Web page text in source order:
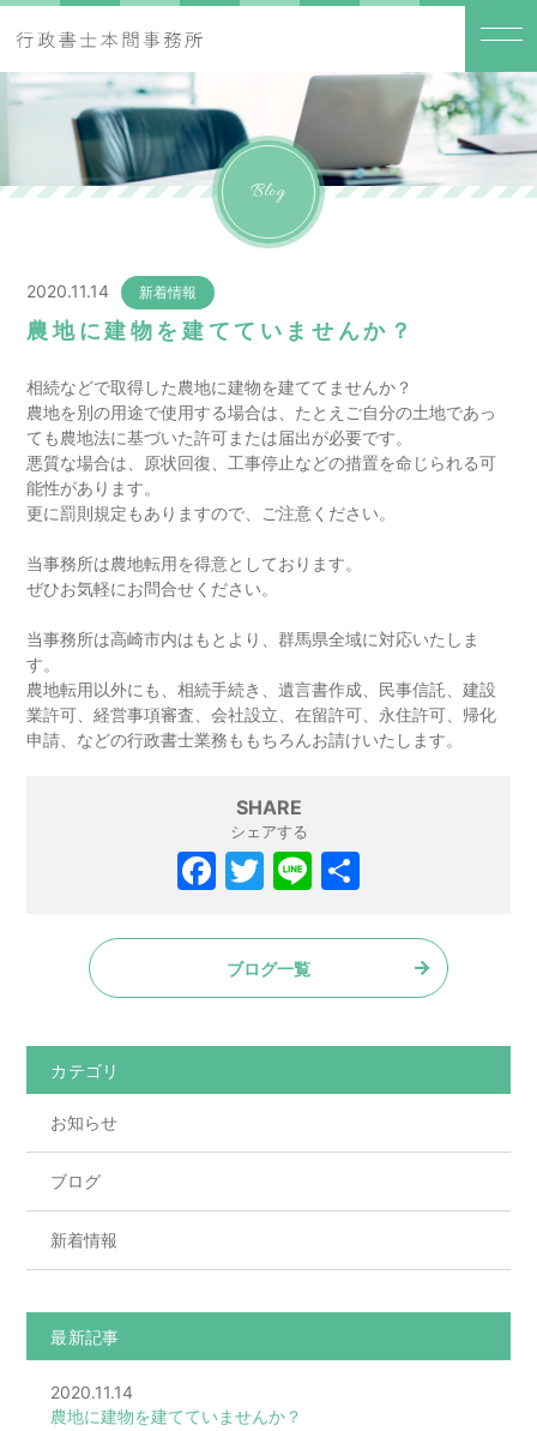
Blog
2020.11.14 新着情報
農地に建物を建てていませんか？
相続などで取得した農地に建物を建ててませんか？
農地を別の用途で使用する場合は、たとえご自分の土地であっ
ても農地法に基づいた許可または届出が必要です。
悪質な場合は、原状回復、工事停止などの措置を命じられる可
能性があります。
更に罰則規定もありますので、ご注意ください。
当事務所は農地転用を得意としております。
ぜひお気軽にお問合せください。
当事務所は高崎市内はもとより、群馬県全域に対応いたしま
す。
農地転用以外にも、相続手続き、遺言書作成、民事信託、建設
業許可、経営事項審査、会社設立、在留許可、永住許可、帰化
申請、などの行政書士業務ももちろんお請けいたします。
SHARE
シェアする
F
c
e
o
o
k
T
itt
er
Li
e
ブログ一覧
カテゴリ
お知らせ
ブログ
新着情報
最新記事
2020.11.14
農地に建物を建てていませんか？